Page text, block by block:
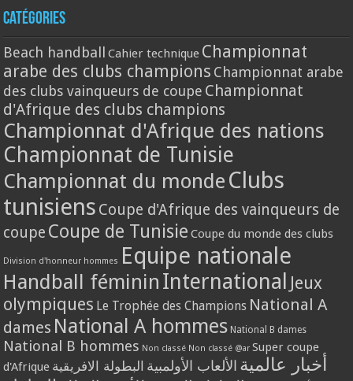
Catégories
Beach handball Cahier technique Championnat
arabe des clubs champions Championnat arabe
des clubs vainqueurs de coupe Championnat
d'Afrique des clubs champions
Championnat d'Afrique des nations
Championnat de Tunisie
Championnat du monde Clubs
tunisiens Coupe d'Afrique des vainqueurs de
coupe Coupe de Tunisie Coupe du monde des clubs
Division d'honneur hommes Equipe nationale
Handball féminin International Jeux
olympiques Le Trophée des Champions National A
dames National A hommes National B dames
National B hommes Non classé Non classé @ar Super coupe
d'Afrique
أخبار عالمية الألعاب الأولمبية البطولة الافريقية